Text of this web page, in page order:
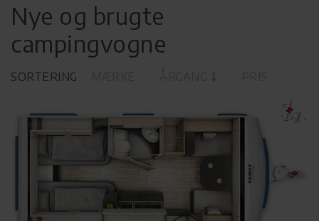
Nye og brugte
campingvogne
SORTERING